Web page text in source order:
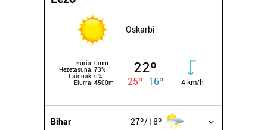
Oskarbi
Euria: 0mm
Hezetasuna: 73%
Lainoak: 0%
Elurra: 4500m
22º
25º 16º 4 km/h
Bihar 27º 18º